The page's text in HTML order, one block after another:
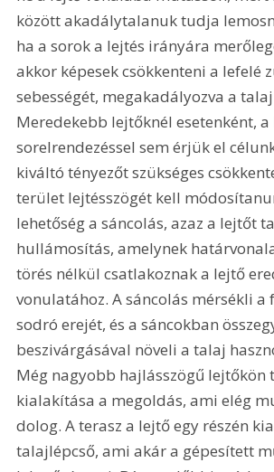
között akadálytalanuk tudja
ha a sorok a lejtés irányára
akkor képesek csökkenteni a lefelé
sebességét, megakadályozva a
Meredekebb lejtőknél esetenként, a
sorelrendezéssel sem érjük el
kiváltó tényezőt szükséges
terület lejtésszögét kell
lehetőség a sáncolás, azaz a lejtőt
hullámosítás, amelynek
törés nélkül csatlakoznak a lejtő
vonulatához. A sáncolás mérsékli
sodró erejét, és a sáncokban
beszivárgásával növeli a talaj
Még nagyobb hajlásszögű lejtőkön
kialakítása a megoldás, ami elég
dolog. A terasz a lejtő egy részén
talajlépcső, ami akár a gépesített